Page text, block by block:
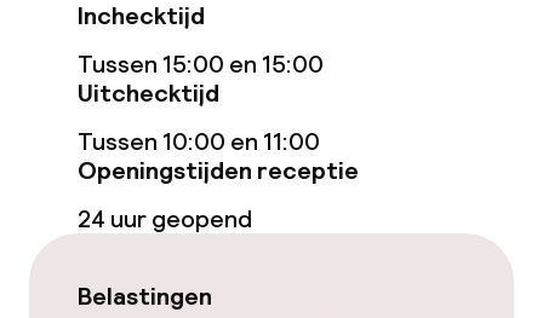
Inchecktijd
Tussen 15:00 en 15:00
Uitchecktijd
Tussen 10:00 en 11:00
Openingstijden receptie
24 uur geopend
Belastingen